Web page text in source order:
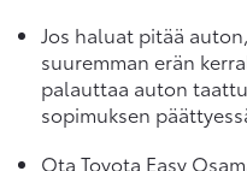
Jos haluat pitää
suuremman erän
palauttaa auton
sopimuksen
Ota Toyota Easy